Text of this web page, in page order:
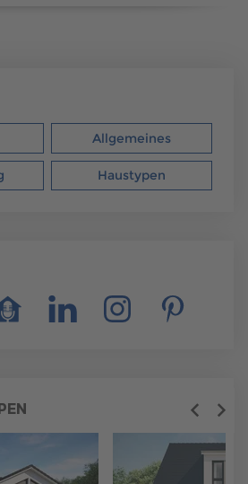
Allgemeines
Haustypen
Previous